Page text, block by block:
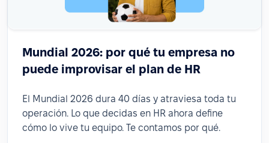
Mundial 2026: por qué tu empresa no
puede improvisar el plan de HR
El Mundial 2026 dura 40 días y atraviesa toda tu
operación. Lo que decidas en HR ahora define
cómo lo vive tu equipo. Te contamos por qué.